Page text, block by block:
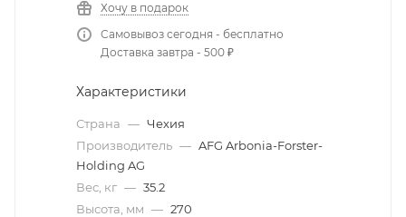
Хочу в подарок
Самовывоз сегодня - бесплатно
Доставка завтра - 500 ₽
Характеристики
Страна — Чехия
Производитель — AFG Arbonia-Forster-
Holding AG
Вес, кг — 35.2
Высота, мм — 270